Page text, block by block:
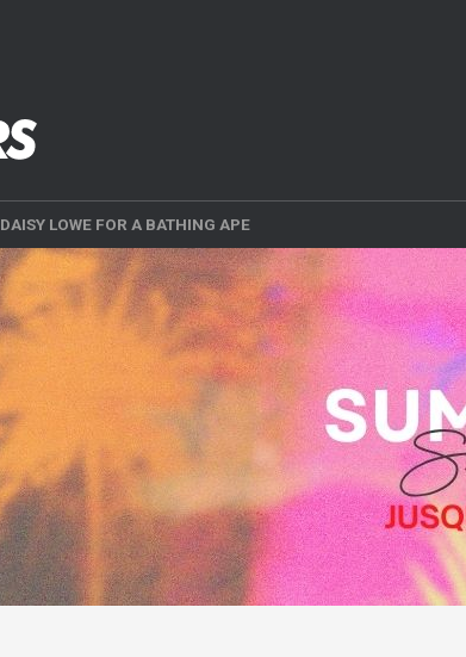
DAISY LOWE FOR A BATHING APE